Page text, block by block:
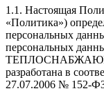
1.1. Настоящая
«Политика»)
персональных
персональных
разработана в
27.07.2006 № 152-